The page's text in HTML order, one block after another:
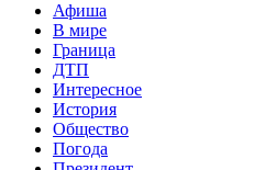
Афиша
В мире
Граница
ДТП
Интересное
История
Общество
Погода